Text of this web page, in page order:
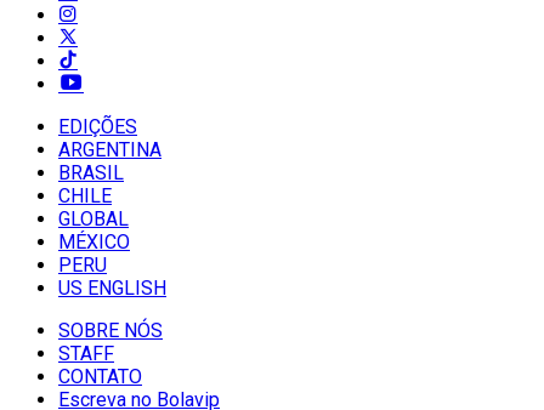
EDIÇÕES
ARGENTINA
BRASIL
CHILE
GLOBAL
MÉXICO
PERU
US ENGLISH
SOBRE NÓS
STAFF
CONTATO
Escreva no Bolavip